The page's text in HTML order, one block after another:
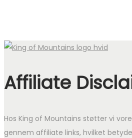
Affiliate
Hos King of Mountains støtter vi
gennem affiliate links, hvilket